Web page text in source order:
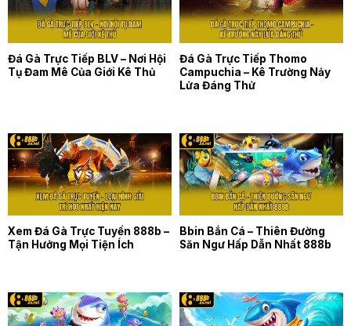
Đá Gà Trực Tiếp BLV – Nơi Hội
Tụ Đam Mê Của Giới Kê Thủ
Đá Gà Trực Tiếp Thomo
Campuchia – Kê Trường Nảy
Lửa Đáng Thử
Xem Đá Gà Trực Tuyến 888b –
Tận Hưởng Mọi Tiện Ích
Bbin Bắn Cá – Thiên Đường
Săn Ngư Hấp Dẫn Nhất 888b